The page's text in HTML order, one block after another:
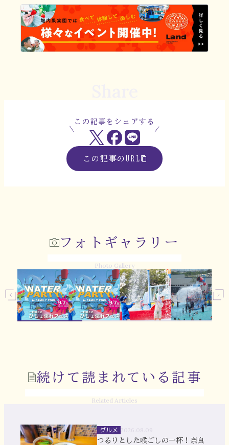
この記事をシェアする
この記事のURL
フォトギャラリー
Photo Gallery
続けて読まれている記事
Related Articles
グルメ
つるりとした喉ごしの一杯！奈良